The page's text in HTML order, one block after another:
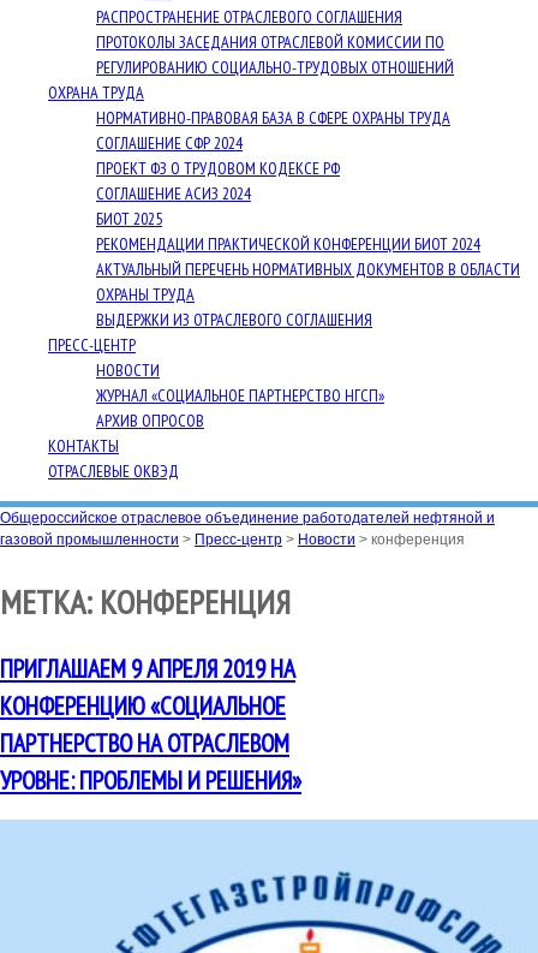
РАСПРОСТРАНЕНИЕ ОТРАСЛЕВОГО СОГЛАШЕНИЯ
ПРОТОКОЛЫ ЗАСЕДАНИЯ ОТРАСЛЕВОЙ КОМИССИИ ПО
РЕГУЛИРОВАНИЮ СОЦИАЛЬНО-ТРУДОВЫХ ОТНОШЕНИЙ
ОХРАНА ТРУДА
НОРМАТИВНО-ПРАВОВАЯ БАЗА В СФЕРЕ ОХРАНЫ ТРУДА
СОГЛАШЕНИЕ СФР 2024
ПРОЕКТ ФЗ О ТРУДОВОМ КОДЕКСЕ РФ
СОГЛАШЕНИЕ АСИЗ 2024
БИОТ 2025
РЕКОМЕНДАЦИИ ПРАКТИЧЕСКОЙ КОНФЕРЕНЦИИ БИОТ 2024
АКТУАЛЬНЫЙ ПЕРЕЧЕНЬ НОРМАТИВНЫХ ДОКУМЕНТОВ В ОБЛАСТИ
ОХРАНЫ ТРУДА
ВЫДЕРЖКИ ИЗ ОТРАСЛЕВОГО СОГЛАШЕНИЯ
ПРЕСС-ЦЕНТР
НОВОСТИ
ЖУРНАЛ «СОЦИАЛЬНОЕ ПАРТНЕРСТВО НГСП»
АРХИВ ОПРОСОВ
КОНТАКТЫ
ОТРАСЛЕВЫЕ ОКВЭД
Общероссийское отраслевое объединение работодателей нефтяной и
газовой промышленности > Пресс-центр > Новости > конференция
МЕТКА: КОНФЕРЕНЦИЯ
ПРИГЛАШАЕМ 9 АПРЕЛЯ 2019 НА
КОНФЕРЕНЦИЮ «СОЦИАЛЬНОЕ
ПАРТНЕРСТВО НА ОТРАСЛЕВОМ
УРОВНЕ: ПРОБЛЕМЫ И РЕШЕНИЯ»